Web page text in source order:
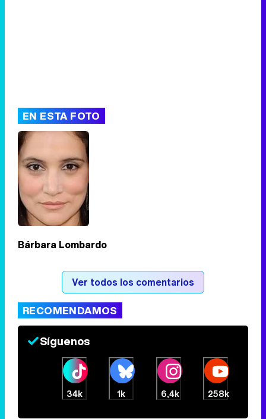
EN ESTA FOTO
Bárbara Lombardo
Ver todos los comentarios
RECOMENDAMOS
Síguenos
34k 1k 6,4k 258k